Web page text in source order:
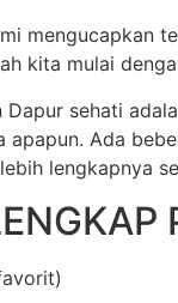
mengucapkan
kita mulai
Dapur sehati
apapun. Ada
lengkapnya